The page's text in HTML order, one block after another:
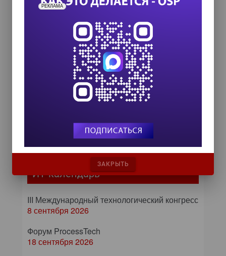
РЕКЛАМА
Подписаться на новости
ИТ-календарь
III Международный технологический конгресс
8 сентября 2026
Форум ProcessTech
18 сентября 2026
ЗАКРЫТЬ